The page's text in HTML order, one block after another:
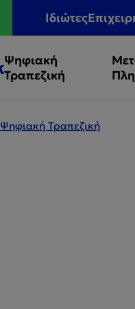
Ιδιώτες
Ψηφιακή
Τραπεζική
Ψηφιακή Τραπεζική